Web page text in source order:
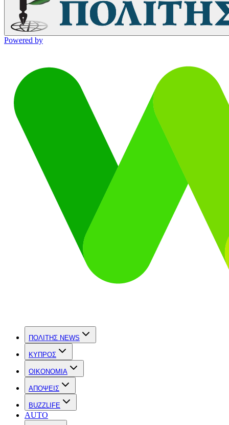
Powered by
ΠΟΛΙΤΗΣ NEWS
ΚΥΠΡΟΣ
OIKONOMIA
ΑΠΟΨΕΙΣ
BUZZLIFE
AUTO